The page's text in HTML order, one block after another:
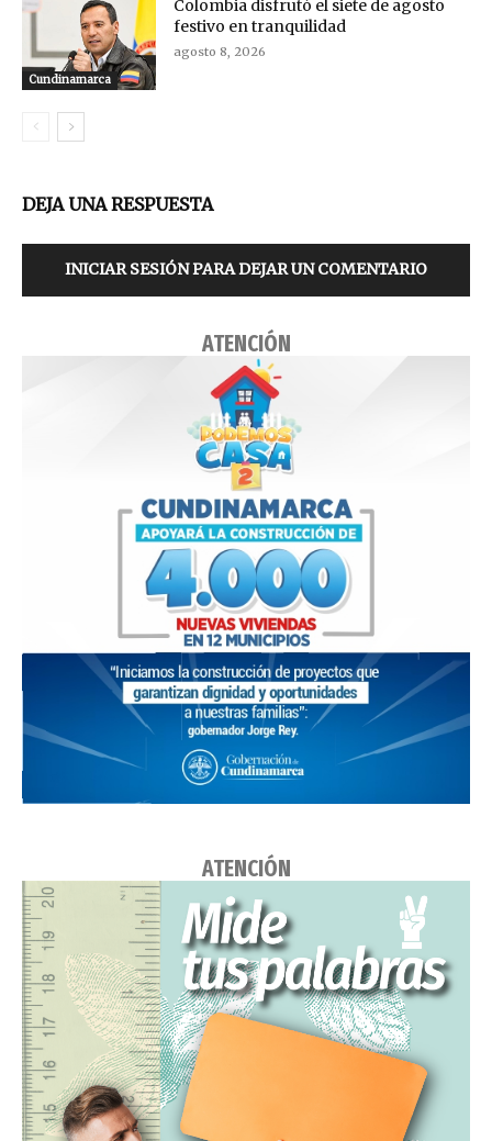
Cundinamarca
Colombia disfrutó el siete de agosto
festivo en tranquilidad
agosto 8, 2026
DEJA UNA RESPUESTA
INICIAR SESIÓN PARA DEJAR UN COMENTARIO
ATENCIÓN
ATENCIÓN